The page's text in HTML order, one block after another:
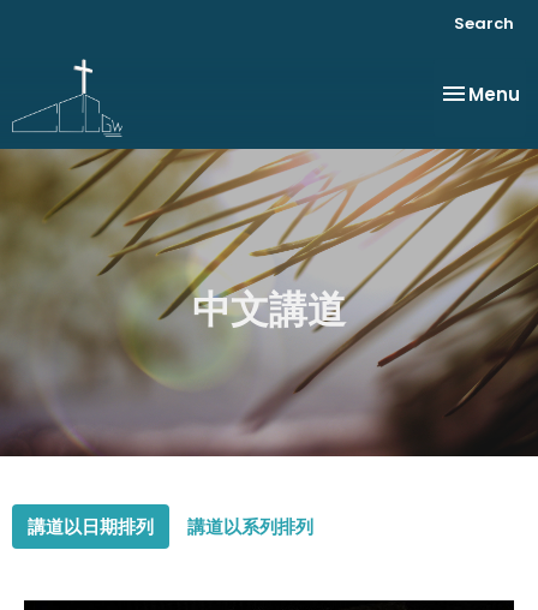
Search
Toggle
Menu
中文講道
講道以日期排列 講道以系列排列